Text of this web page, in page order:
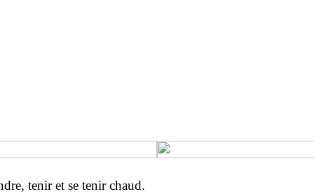
tenir et se tenir chaud.